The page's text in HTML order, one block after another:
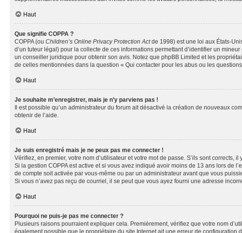
Haut
Que signifie COPPA ?
COPPA (ou Children’s Online Privacy Protection Actde 1998) est une loi aux États-
d’un tuteur légal) pour la collecte de ces informations permettant d’identifier un
un conseiller juridique pour obtenir son avis. Notez que phpBB Limited et les
de celles mentionnées dans la question « Qui contacter pour les abus ou les
Haut
Je souhaite m’enregistrer, mais je n’y parviens pas !
Il est possible qu’un administrateur du forum ait désactivé la création de nouveaux
obtenir de l’aide.
Haut
Je suis enregistré mais je ne peux pas me connecter !
Vérifiez, en premier, votre nom d’utilisateur et votre mot de passe. S’ils sont corrects, il
Si la gestion COPPA est active et si vous avez indiqué avoir moins de 13 ans lors de
de compte soit activée par vous-même ou par un administrateur avant que vous
Si vous n’avez pas reçu de courriel, il se peut que vous ayez fourni une adresse
Haut
Pourquoi ne puis-je pas me connecter ?
Plusieurs raisons pourraient expliquer cela. Premièrement, vérifiez que votre nom
également possible que le propriétaire du site Internet ait une erreur de configuration